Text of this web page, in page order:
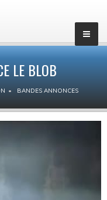
LE BLOB
BANDES ANNONCES